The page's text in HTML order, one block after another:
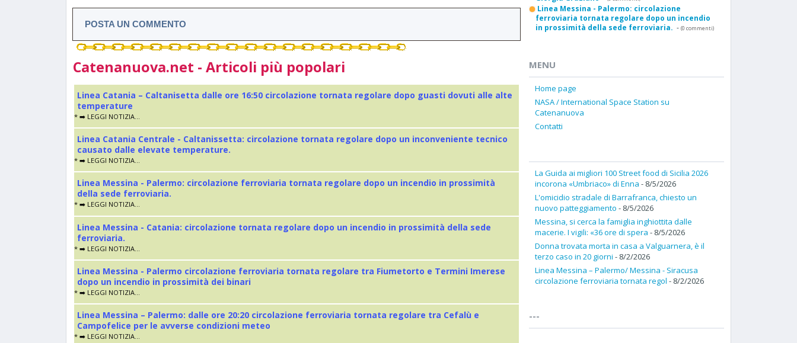
POSTA UN COMMENTO
Catenanuova.net - Articoli più popolari
Linea Catania – Caltanisetta dalle ore 16:50 circolazione tornata regolare dopo guasti dovuti alle alte
temperature
* ➡️ LEGGI NOTIZIA...
Linea Catania Centrale - Caltanissetta: circolazione tornata regolare dopo un inconveniente tecnico
causato dalle elevate temperature.
* ➡️ LEGGI NOTIZIA...
Linea Messina - Palermo: circolazione ferroviaria tornata regolare dopo un incendio in prossimità
della sede ferroviaria.
* ➡️ LEGGI NOTIZIA...
Linea Messina - Catania: circolazione tornata regolare dopo un incendio in prossimità della sede
ferroviaria.
* ➡️ LEGGI NOTIZIA...
Linea Messina - Palermo circolazione ferroviaria tornata regolare tra Fiumetorto e Termini Imerese
dopo un incendio in prossimità dei binari
* ➡️ LEGGI NOTIZIA...
Linea Messina – Palermo: dalle ore 20:20 circolazione ferroviaria tornata regolare tra Cefalù e
Campofelice per le avverse condizioni meteo
* ➡️ LEGGI NOTIZIA...
Linea Messina - Palermo: circolazione
ferroviaria tornata regolare dopo un incendio
in prossimità della sede ferroviaria. - (0 commenti)
MENU
Home page
NASA / International Space Station su
Catenanuova
Contatti
La Guida ai migliori 100 Street food di Sicilia 2026
incorona «Umbriaco» di Enna - 8/5/2026
L'omicidio stradale di Barrafranca, chiesto un
nuovo patteggiamento - 8/5/2026
Messina, si cerca la famiglia inghiottita dalle
macerie. I vigili: «36 ore di spera - 8/5/2026
Donna trovata morta in casa a Valguarnera, è il
terzo caso in 20 giorni - 8/2/2026
Linea Messina – Palermo/ Messina - Siracusa
circolazione ferroviaria tornata regol - 8/2/2026
---